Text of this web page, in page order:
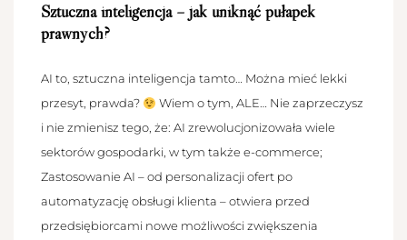
Sztuczna inteligencja – jak uniknąć pułapek
prawnych?
AI to, sztuczna inteligencja tamto… Można mieć lekki
przesyt, prawda?
Wiem o tym, ALE… Nie zaprzeczysz
i nie zmienisz tego, że: AI zrewolucjonizowała wiele
sektorów gospodarki, w tym także e-commerce;
Zastosowanie AI – od personalizacji ofert po
automatyzację obsługi klienta – otwiera przed
przedsiębiorcami nowe możliwości zwiększenia